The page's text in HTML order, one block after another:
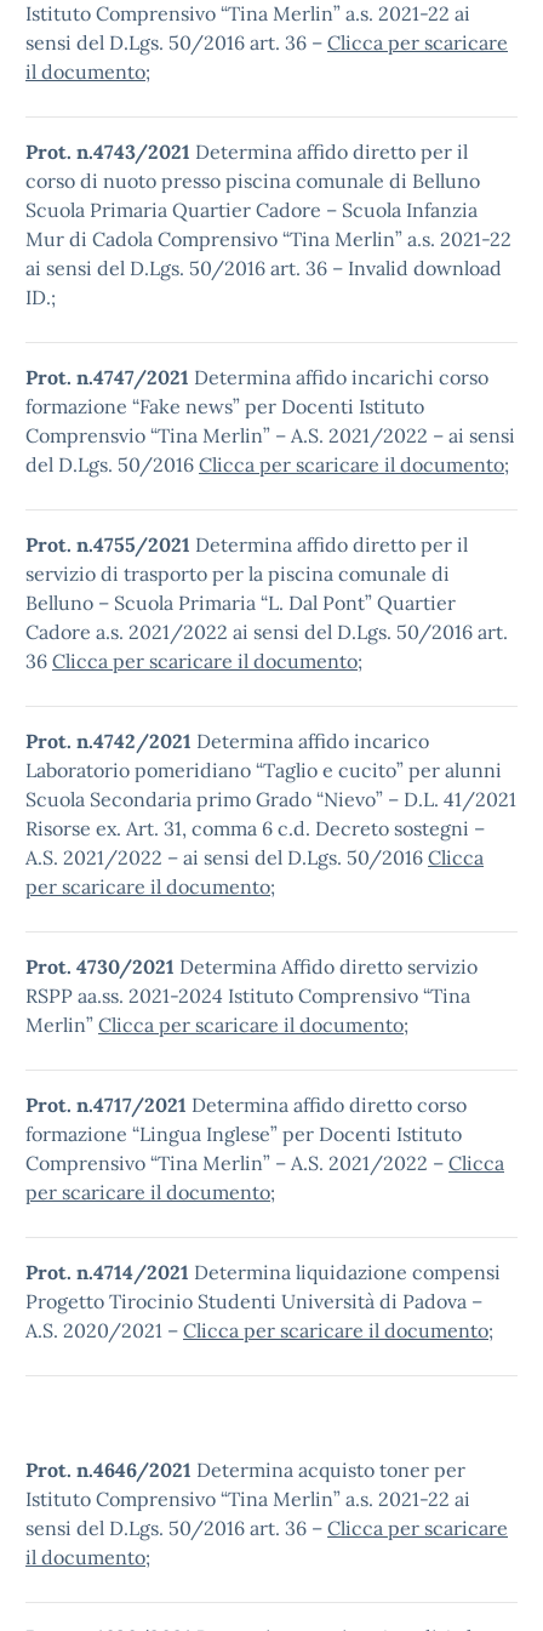
Istituto Comprensivo “Tina Merlin” a.s. 2021-22 ai
sensi del D.Lgs. 50/2016 art. 36 – Clicca per scaricare
il documento;
Prot. n.4743/2021 Determina affido diretto per il
corso di nuoto presso piscina comunale di Belluno
Scuola Primaria Quartier Cadore – Scuola Infanzia
Mur di Cadola Comprensivo “Tina Merlin” a.s. 2021-22
ai sensi del D.Lgs. 50/2016 art. 36 – Invalid download
ID.;
Prot. n.4747/2021 Determina affido incarichi corso
formazione “Fake news” per Docenti Istituto
Comprensvio “Tina Merlin” – A.S. 2021/2022 – ai sensi
del D.Lgs. 50/2016 Clicca per scaricare il documento;
Prot. n.4755/2021 Determina affido diretto per il
servizio di trasporto per la piscina comunale di
Belluno – Scuola Primaria “L. Dal Pont” Quartier
Cadore a.s. 2021/2022 ai sensi del D.Lgs. 50/2016 art.
36 Clicca per scaricare il documento;
Prot. n.4742/2021 Determina affido incarico
Laboratorio pomeridiano “Taglio e cucito” per alunni
Scuola Secondaria primo Grado “Nievo” – D.L. 41/2021
Risorse ex. Art. 31, comma 6 c.d. Decreto sostegni –
A.S. 2021/2022 – ai sensi del D.Lgs. 50/2016 Clicca
per scaricare il documento;
Prot. 4730/2021 Determina Affido diretto servizio
RSPP aa.ss. 2021-2024 Istituto Comprensivo “Tina
Merlin” Clicca per scaricare il documento;
Prot. n.4717/2021 Determina affido diretto corso
formazione “Lingua Inglese” per Docenti Istituto
Comprensivo “Tina Merlin” – A.S. 2021/2022 – Clicca
per scaricare il documento;
Prot. n.4714/2021 Determina liquidazione compensi
Progetto Tirocinio Studenti Università di Padova –
A.S. 2020/2021 – Clicca per scaricare il documento;
Prot. n.4646/2021 Determina acquisto toner per
Istituto Comprensivo “Tina Merlin” a.s. 2021-22 ai
sensi del D.Lgs. 50/2016 art. 36 – Clicca per scaricare
il documento;